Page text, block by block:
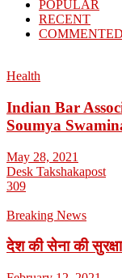
POPULAR
RECENT
COMMENTED
Health
Indian Bar
Soumya
May 28, 2021
Desk Takshakapost
309
Breaking News
देश की सेना की